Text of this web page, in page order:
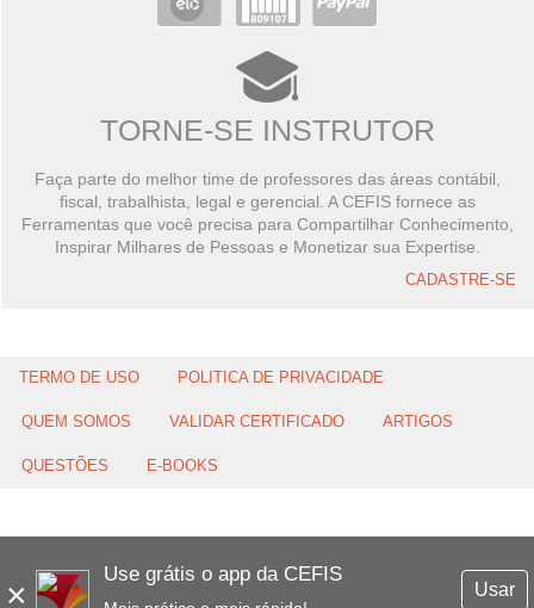
×
Use grátis o app da CEFIS
Usar
TORNE-SE INSTRUTOR
Faça parte do melhor time de professores das áreas contábil,
fiscal, trabalhista, legal e gerencial. A CEFIS fornece as
Ferramentas que você precisa para Compartilhar Conhecimento,
Inspirar Milhares de Pessoas e Monetizar sua Expertise.
CADASTRE-SE
TERMO DE USO POLITICA DE PRIVACIDADE
QUEM SOMOS VALIDAR CERTIFICADO ARTIGOS
QUESTÕES E-BOOKS